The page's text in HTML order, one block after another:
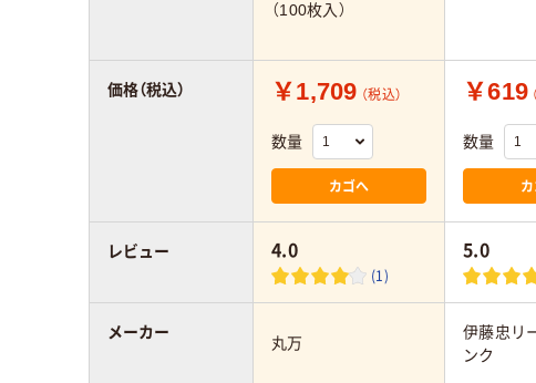
（100枚入）
￥1,709 （税込）
数量
カゴへ
￥619
数量
4.0
(1)
5.0
丸万
伊藤忠リ
ンク
価格（税込）
レビュー
メーカー